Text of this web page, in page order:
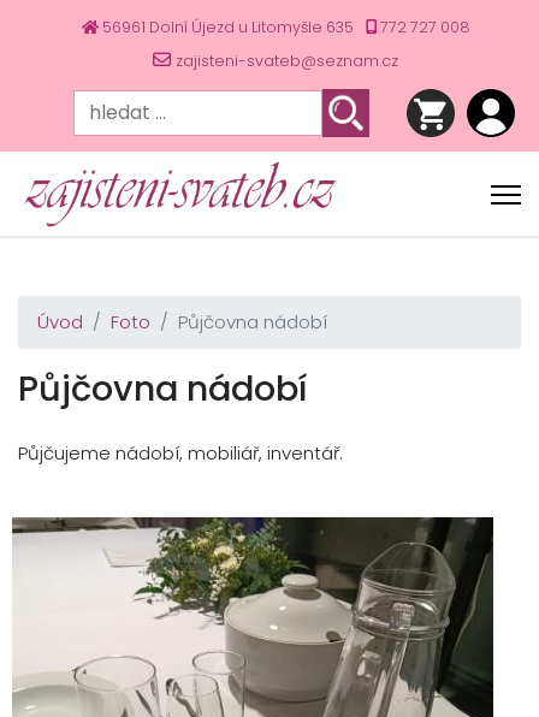
56961 Dolní Újezd u Litomyšle 635
772 727 008
zajisteni-svateb@seznam.cz
Úvod Foto Půjčovna nádobí
Půjčovna nádobí
Půjčujeme nádobí, mobiliář, inventář.